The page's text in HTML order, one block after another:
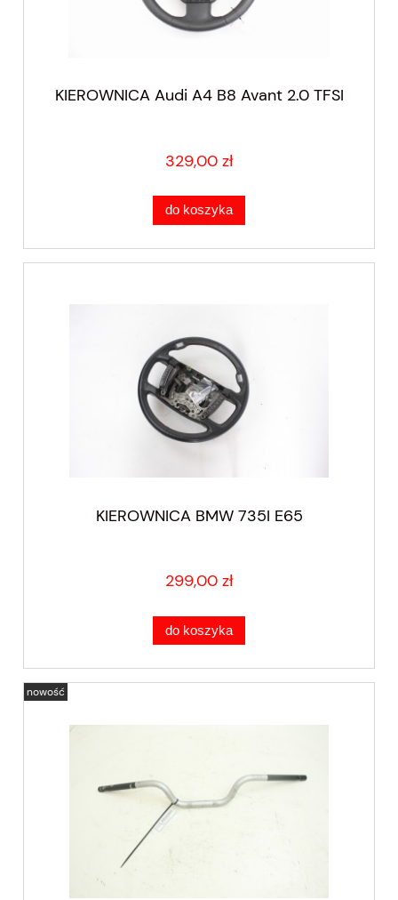
KIEROWNICA Audi A4 B8 Avant 2.0 TFSI
329,00 zł
do koszyka
KIEROWNICA BMW 735I E65
299,00 zł
do koszyka
nowość